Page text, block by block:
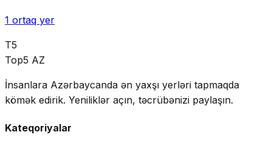
1 ortaq yer
T5
Top5 AZ
İnsanlara Azərbaycanda ən yaxşı yerləri tapmaqda
kömək edirik. Yeniliklər açın, təcrübənizi paylaşın.
Kateqoriyalar